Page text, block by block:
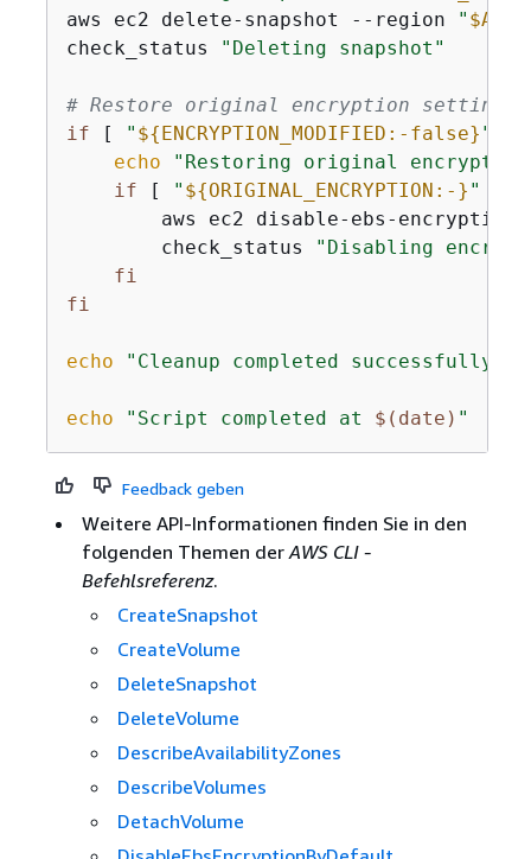
aws ec2 delete-snapshot --region
"
check_status
"Deleting snapshot"
# Restore original encryption setting
if [ " ${ENCRYPTION_MODIFIED:-false} "
echo
"Restoring original
if [ " ${ORIGINAL_ENCRYPTION:-} "
aws ec2 disable-ebs-
        check_status
"Disabling
fi
fi
echo "Cleanup completed successfully."
echo "Script completed at $(date) "
Feedback geben
Weitere API-Informationen finden Sie in den
folgenden Themen derAWS CLI -
Befehlsreferenz.
CreateSnapshot
CreateVolume
DeleteSnapshot
DeleteVolume
DescribeAvailabilityZones
DescribeVolumes
DetachVolume